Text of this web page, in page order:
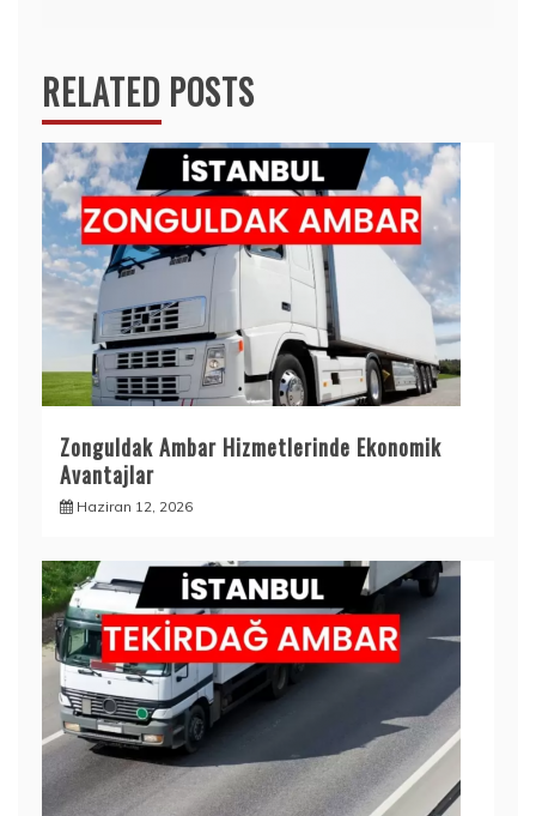
RELATED POSTS
Zonguldak Ambar Hizmetlerinde Ekonomik
Avantajlar
Haziran 12, 2026